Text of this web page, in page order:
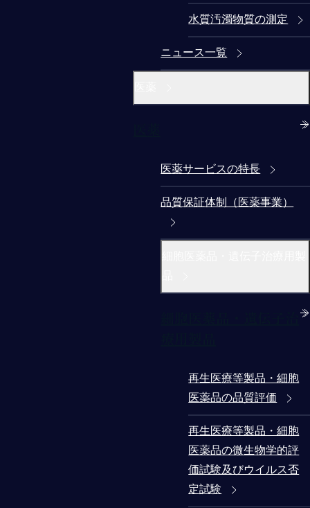
水質汚濁物質の測定
ニュース一覧
医薬サービスの特長
品質保証体制（医薬事業）
再生医療等製品・細胞
医薬品の品質評価
再生医療等製品・細胞
医薬品の微生物学的評
価試験及びウイルス否
定試験